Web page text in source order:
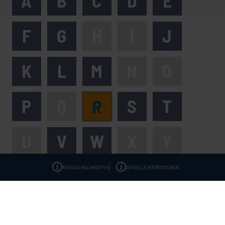
F
G
J
K
L M
P
R S
T
V W
Z
RATHAUS NACHRICHTEN AKTUELLE INFORMATIONEN